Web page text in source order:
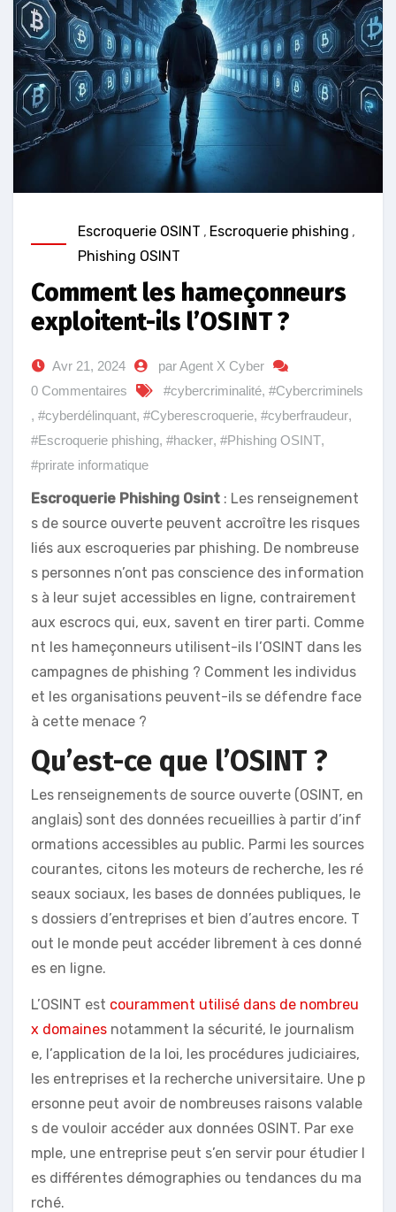
Escroquerie OSINT , Escroquerie phishing ,
Phishing OSINT
Comment les hameçonneurs
exploitent-ils l’OSINT ?
Avr 21, 2024
par Agent X Cyber
0 Commentaires
#cybercriminalité, #Cybercriminels
, #cyberdélinquant, #Cyberescroquerie, #cyberfraudeur,
#Escroquerie phishing, #hacker, #Phishing OSINT,
#prirate informatique
Escroquerie Phishing Osint : Les renseignement
s de source ouverte peuvent accroître les risques
liés aux escroqueries par phishing. De nombreuse
s personnes n’ont pas conscience des information
s à leur sujet accessibles en ligne, contrairement
aux escrocs qui, eux, savent en tirer parti. Comme
nt les hameçonneurs utilisent-ils l’OSINT dans les
campagnes de phishing ? Comment les individus
et les organisations peuvent-ils se défendre face
à cette menace ?
Qu’est-ce que l’OSINT ?
Les renseignements de source ouverte (OSINT, en
anglais) sont des données recueillies à partir d’inf
ormations accessibles au public. Parmi les sources
courantes, citons les moteurs de recherche, les ré
seaux sociaux, les bases de données publiques, le
s dossiers d’entreprises et bien d’autres encore. T
out le monde peut accéder librement à ces donné
es en ligne.
L’OSINT est couramment utilisé dans de nombreu
x domaines notamment la sécurité, le journalism
e, l’application de la loi, les procédures judiciaires,
les entreprises et la recherche universitaire. Une p
ersonne peut avoir de nombreuses raisons valable
s de vouloir accéder aux données OSINT. Par exe
mple, une entreprise peut s’en servir pour étudier l
es différentes démographies ou tendances du ma
rché.